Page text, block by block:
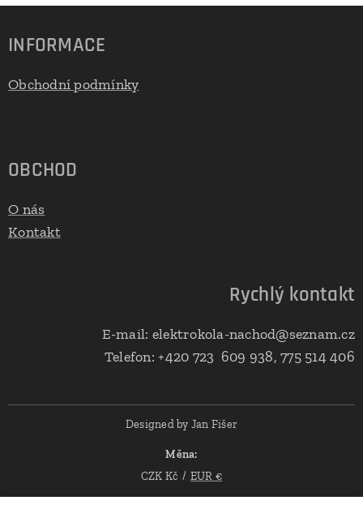
INFORMACE
Obchodní podmínky
OBCHOD
O nás
Kontakt
Rychlý kontakt
E-mail: elektrokola-nachod@seznam.cz
Telefon: +420 723 609 938, 775 514 406
Designed by Jan Fišer
Měna
CZK Kč
EUR €